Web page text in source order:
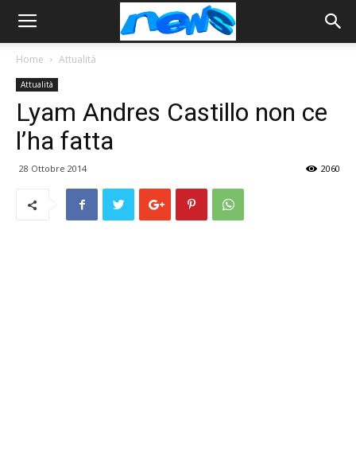
Home Attualità
Attualità
Lyam Andres Castillo non ce
l’ha fatta
28 Ottobre 2014 2060